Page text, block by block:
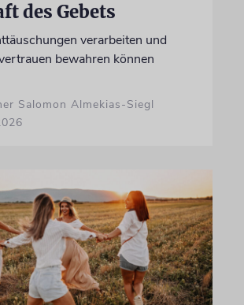
des Gebets
verarbeiten und
bewahren können
Salomon Almekias-Siegl